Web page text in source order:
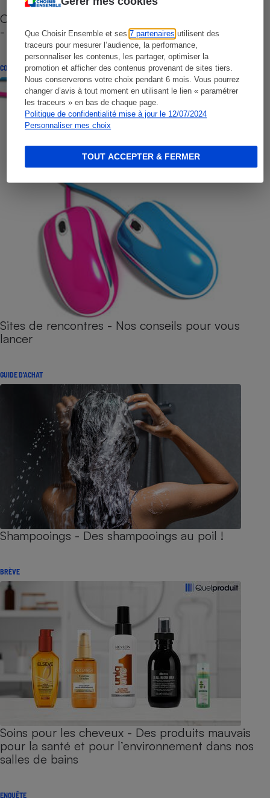
Que Choisir Ensemble et ses7 partenaires utilisent des
traceurs pour mesurer l’audience, la performance,
personnaliser les contenus, les partager, optimiser la
promotion et afficher des contenus provenant de sites tiers.
Nous conserverons votre choix pendant 6 mois. Vous pourrez
changer d’avis à tout moment en utilisant le lien « paramétrer
les traceurs » en bas de chaque page.
Politique de confidentialité mise à jour le 12/07/2024
Personnaliser mes choix
TOUT ACCEPTER & FERMER
Cafetière à capsules zéro déchet CoffeeB (vidéo)
- Premières impressions
CONSEILS
Sites de rencontres - Nos conseils pour vous
lancer
GUIDE D'ACHAT
Shampooings - Des shampooings au poil !
BRÈVE
Soins pour les cheveux - Des produits mauvais
pour la santé et pour l’environnement dans nos
salles de bains
ENQUÊTE